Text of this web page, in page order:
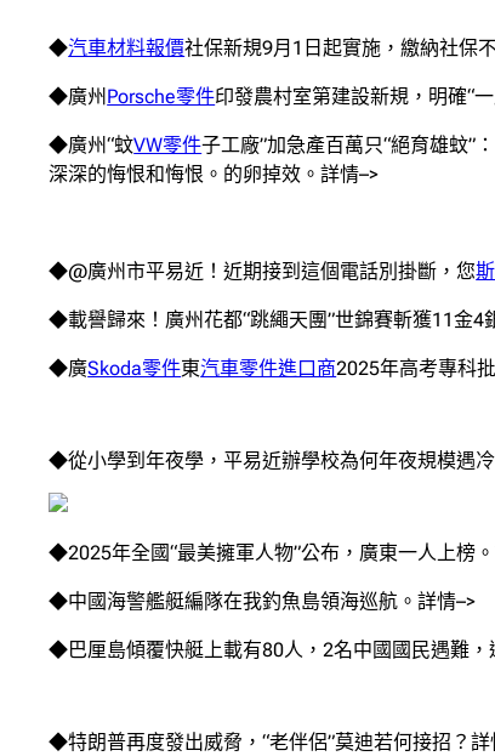
◆汽車材料報價社保新規9月1日起實施，繳納社保
◆廣州 Porsche零件印發農村室第建設新規，明確“
◆廣州“蚊VW零件子工廠”加急產百萬只“絕育雄蚊”
深深的悔恨和悔恨。的卵掉效。詳情–>
◆@廣州市平易近！近期接到這個電話別掛斷，您
◆載譽歸來！廣州花都“跳繩天團”世錦賽斬獲11金4
◆廣Skoda零件東汽車零件進口商2025年高考專科
◆從小學到年夜學，平易近辦學校為何年夜規模遇
◆2025年全國“最美擁軍人物”公布，廣東一人上榜
◆中國海警艦艇編隊在我釣魚島領海巡航。詳情–>
◆巴厘島傾覆快艇上載有80人，2名中國國民遇難，
◆特朗普再度發出威脅，“老伴侶”莫迪若何接招？詳